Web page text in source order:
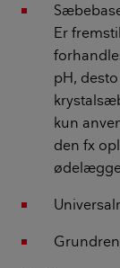
Er
pH,
kun
den fx